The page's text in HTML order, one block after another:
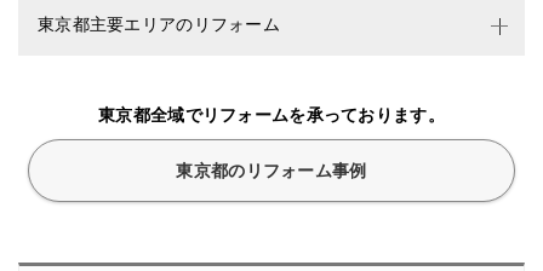
東京都主要エリアのリフォーム
東京都全域でリフォームを承っております。
東京都のリフォーム事例